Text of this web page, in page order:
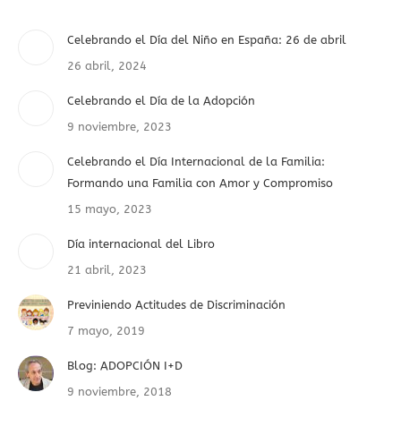
Celebrando el Día del Niño en España: 26 de abril
26 abril, 2024
Celebrando el Día de la Adopción
9 noviembre, 2023
Celebrando el Día Internacional de la Familia:
Formando una Familia con Amor y Compromiso
15 mayo, 2023
Día internacional del Libro
21 abril, 2023
Previniendo Actitudes de Discriminación
7 mayo, 2019
Blog: ADOPCIÓN I+D
9 noviembre, 2018